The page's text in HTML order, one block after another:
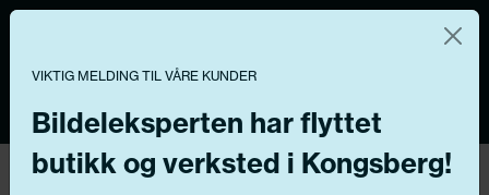
Vi og våre forretningspartnere bruker teknologier,
inkludert informasjonskapsler/«cookies» til å samle
informasjon om deg for forskjellige formål, inkludert:
Funksjonelle, Statistiske, Markedsføring
VIKTIG MELDING TIL VÅRE KUNDER
Bildeleksperten har flyttet
butikk og verksted i Kongsberg!